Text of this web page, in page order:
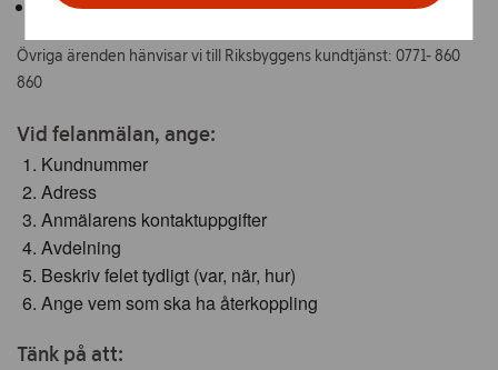
Via e-post: ica@riksbyggen.se
Övriga ärenden hänvisar vi till Riksbyggens kundtjänst: 0771- 860
860
Vid felanmälan, ange:
Kundnummer
Adress
Anmälarens kontaktuppgifter
Avdelning
Beskriv felet tydligt (var, när, hur)
Ange vem som ska ha återkoppling
Tänk på att: